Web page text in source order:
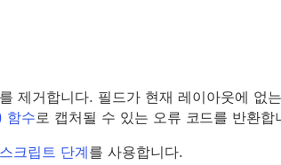
제거합니다. 필드가 현재 레이아웃에 없
함수로 캡처될 수 있는 오류 코드를 반환합
크립트 단계를 사용합니다.